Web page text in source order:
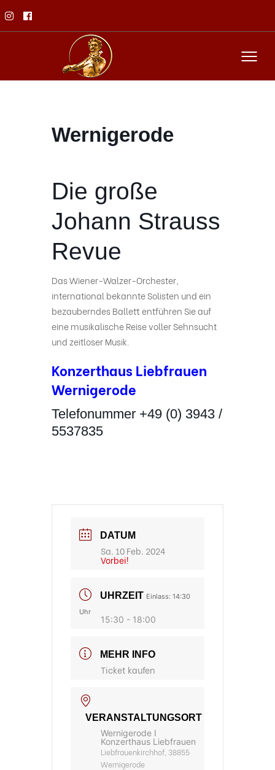
Wernigerode
Die große
Johann Strauss
Revue
Das Wiener-Walzer-Orchester,
international bekannte Solisten und ein
bezauberndes Ballett entführen Sie auf
eine musikalische Reise voller Sehnsucht
und zeitloser Musik.
Konzerthaus Liebfrauen
Wernigerode
Telefonummer +49 (0) 3943 /
5537835
DATUM
Sa. 10 Feb. 2024
Vorbei!
UHRZEIT Einlass: 14:30
Uhr
15:30 - 18:00
MEHR INFO
Ticket kaufen
VERANSTALTUNGSORT
Wernigerode I
Konzerthaus Liebfrauen
Liebfrauenkirchhof, 38855
Wernigerode